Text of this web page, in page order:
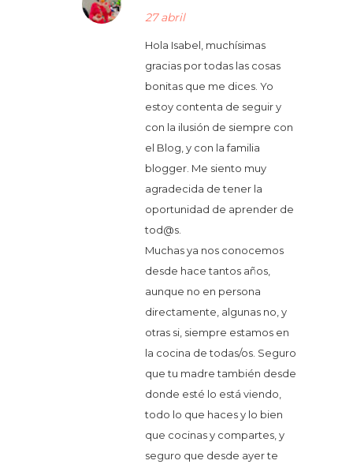
27 abril
Hola Isabel, muchísimas
gracias por todas las cosas
bonitas que me dices. Yo
estoy contenta de seguir y
con la ilusión de siempre con
el Blog, y con la familia
blogger. Me siento muy
agradecida de tener la
oportunidad de aprender de
tod@s.
Muchas ya nos conocemos
desde hace tantos años,
aunque no en persona
directamente, algunas no, y
otras si, siempre estamos en
la cocina de todas/os. Seguro
que tu madre también desde
donde esté lo está viendo,
todo lo que haces y lo bien
que cocinas y compartes, y
seguro que desde ayer te